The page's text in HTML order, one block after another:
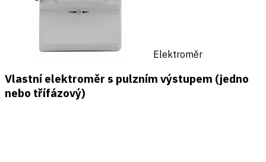
Elektroměr
Vlastní elektroměr s pulzním výstupem (jedno
nebo třífázový)